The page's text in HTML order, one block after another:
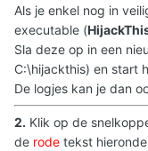
Als je enkel nog in
executable (
Sla deze op in een
C:\hijackthis) en start
De logjes kan je dan
2. Klik op de
de rode tekst